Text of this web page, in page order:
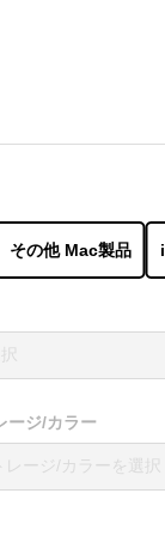
その他 Mac製品
ージ/カラー